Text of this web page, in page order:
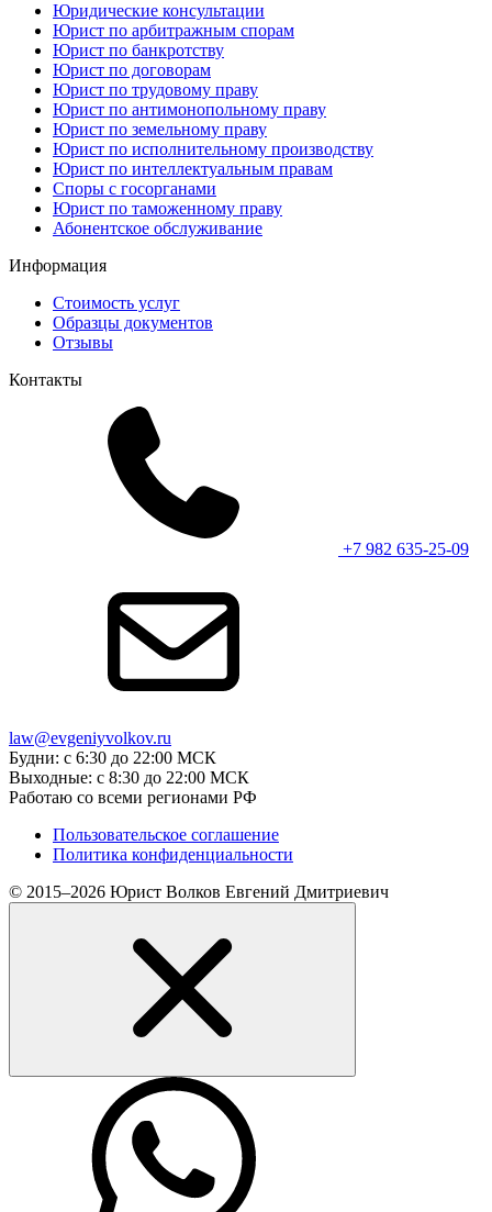
Юридические консультации
Юрист по арбитражным спорам
Юрист по банкротству
Юрист по договорам
Юрист по трудовому праву
Юрист по антимонопольному праву
Юрист по земельному праву
Юрист по исполнительному производству
Юрист по интеллектуальным правам
Споры с госорганами
Юрист по таможенному праву
Абонентское обслуживание
Информация
Стоимость услуг
Образцы документов
Отзывы
Контакты
+7 982 635-25-09
law@evgeniyvolkov.ru
Будни: с 6:30 до 22:00 МСК
Выходные: с 8:30 до 22:00 МСК
Работаю со всеми регионами РФ
Пользовательское соглашение
Политика конфиденциальности
© 2015–2026 Юрист Волков Евгений Дмитриевич